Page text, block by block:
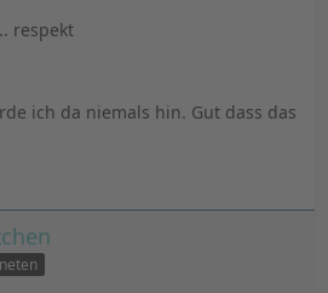
respekt
ich da niemals hin. Gut dass das